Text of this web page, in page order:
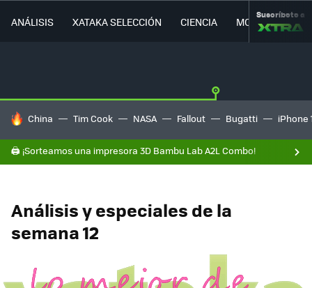
ANÁLISIS XATAKA SELECCIÓN CIENCIA MOVILIDAD
Suscríbete a
HOY SE HABLA DE
China Tim Cook NASA Fallout Bugatti iPhone
🖨️ ¡Sorteamos una impresora 3D Bambu Lab A2L Combo!
Análisis y especiales de la
semana 12